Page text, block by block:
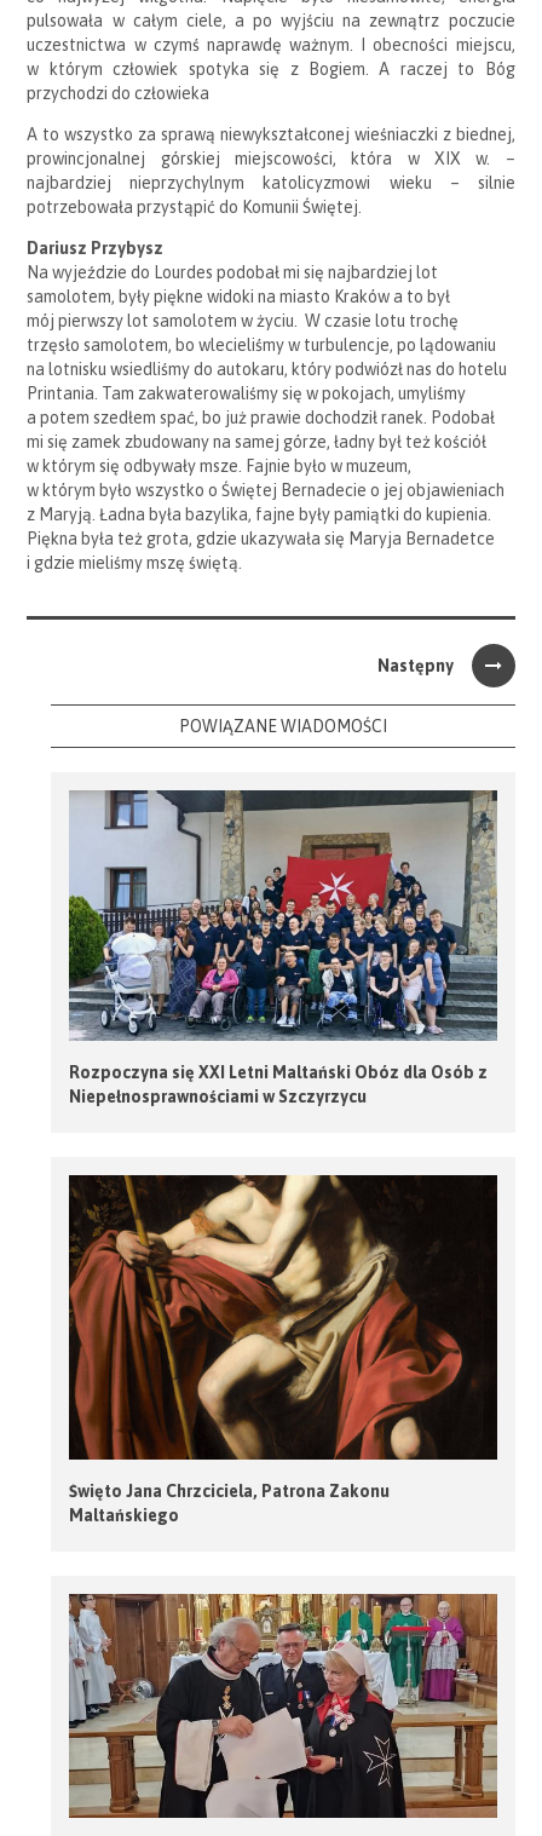
pulsowała w całym ciele, a po wyjściu na zewnątrz poczucie
uczestnictwa w czymś naprawdę ważnym. I obecności miejscu,
w którym człowiek spotyka się z Bogiem. A raczej to Bóg
przychodzi do człowieka
A to wszystko za sprawą niewykształconej wieśniaczki z biednej,
prowincjonalnej górskiej miejscowości, która w XIX w. –
najbardziej nieprzychylnym katolicyzmowi wieku – silnie
potrzebowała przystąpić do Komunii Świętej.
Dariusz Przybysz
Na wyjeździe do Lourdes podobał mi się najbardziej lot
samolotem, były piękne widoki na miasto Kraków a to był
mój pierwszy lot samolotem w życiu. W czasie lotu trochę
trzęsło samolotem, bo wlecieliśmy w turbulencje, po lądowaniu
na lotnisku wsiedliśmy do autokaru, który podwiózł nas do hotelu
Printania. Tam zakwaterowaliśmy się w pokojach, umyliśmy
a potem szedłem spać, bo już prawie dochodził ranek. Podobał
mi się zamek zbudowany na samej górze, ładny był też kościół
w którym się odbywały msze. Fajnie było w muzeum,
w którym było wszystko o Świętej Bernadecie o jej objawieniach
z Maryją. Ładna była bazylika, fajne były pamiątki do kupienia.
Piękna była też grota, gdzie ukazywała się Maryja Bernadetce
i gdzie mieliśmy mszę świętą.
Następny
POWIĄZANE WIADOMOŚCI
Rozpoczyna się XXI Letni Maltański Obóz dla Osób z
Niepełnosprawnościami w Szczyrzycu
Święto Jana Chrzciciela, Patrona Zakonu
Maltańskiego